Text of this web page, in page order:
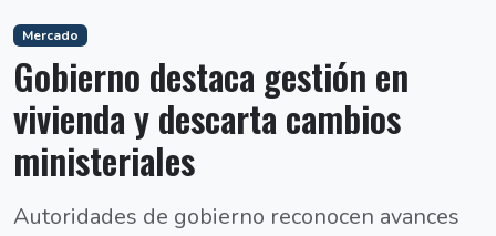
Mercado
Gobierno destaca gestión en
vivienda y descarta cambios
ministeriales
Autoridades de gobierno reconocen avances